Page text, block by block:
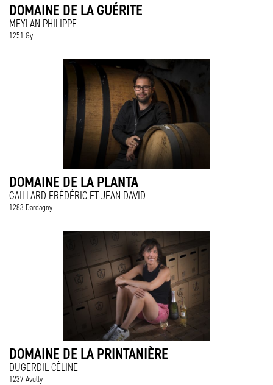
DOMAINE DE LA GUÉRITE
MEYLAN PHILIPPE
1251 Gy
DOMAINE DE LA PLANTA
GAILLARD FRÉDÉRIC ET JEAN-DAVID
1283 Dardagny
DOMAINE DE LA PRINTANIÈRE
DUGERDIL CÉLINE
1237 Avully